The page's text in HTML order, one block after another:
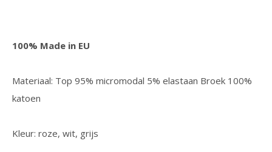
100% Made in EU
Materiaal: Top 95% micromodal 5% elastaan Broek 100%
katoen
Kleur: roze, wit, grijs